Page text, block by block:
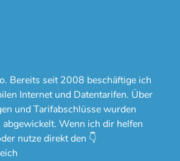
Bereits seit 2008 beschäftige ich
Internet und Datentarifen. Über
und Tarifabschlüsse wurden
Wenn ich dir helfen
nutze direkt den 👇